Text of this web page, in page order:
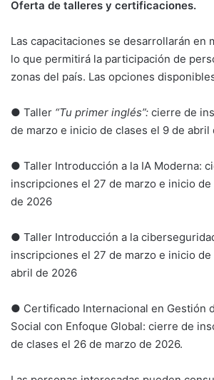
Oferta de talleres y certificaciones.
Las capacitaciones se desarrollarán en
lo que permitirá la participación de
zonas del país. Las opciones
● Taller “Tu primer inglés”: cierre de
de marzo e inicio de clases el 9 de abril
● Taller Introducción a la IA Moderna:
inscripciones el 27 de marzo e inicio
de 2026
● Taller Introducción a la
inscripciones el 27 de marzo e inicio
abril de 2026
● Certificado Internacional en Gestión
Social con Enfoque Global: cierre de
de clases el 26 de marzo de 2026.